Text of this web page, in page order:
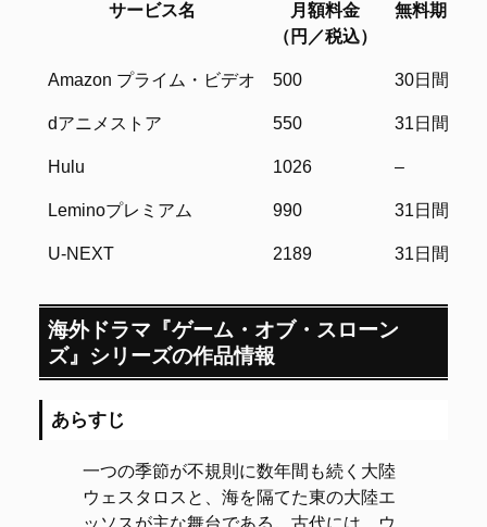
サービス名
月額料金
（円／税込）
無料期間
サービス名
月額料金
無料期間
Amazon プライム・ビデオ 500 30日間
dアニメストア 550 31日間
Hulu 1026 –
Leminoプレミアム 990 31日間
U-NEXT 2189 31日間
海外ドラマ『ゲーム・オブ・スローン
ズ』シリーズの作品情報
あらすじ
一つの季節が不規則に数年間も続く大陸
ウェスタロスと、海を隔てた東の大陸エ
ッソスが主な舞台である。古代には、ウ